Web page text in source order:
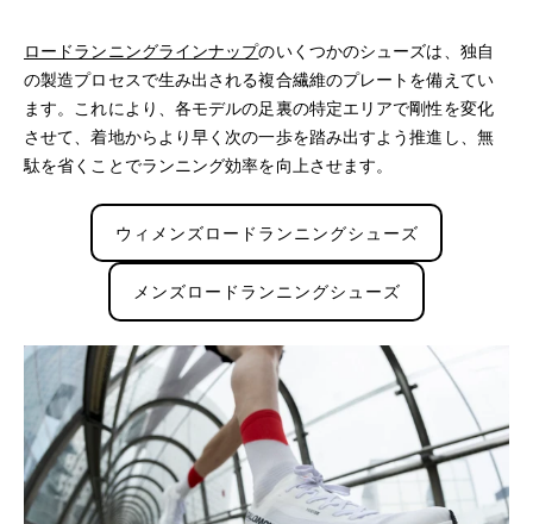
ロードランニングラインナップのいくつかのシューズは、独自
の製造プロセスで生み出される複合繊維のプレートを備えてい
ます。これにより、各モデルの足裏の特定エリアで剛性を変化
させて、着地からより早く次の一歩を踏み出すよう推進し、無
駄を省くことでランニング効率を向上させます。
ウィメンズロードランニングシューズ
メンズロードランニングシューズ